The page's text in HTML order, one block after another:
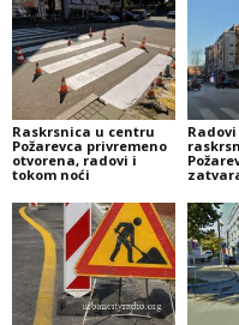
Raskrsnica u centru
Požarevca privremeno
otvorena, radovi i
tokom noći